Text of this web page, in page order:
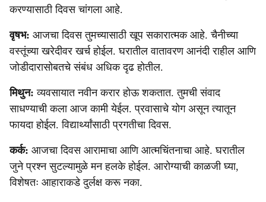
r
e
करण्यासाठी दिवस चांगला आहे.
वृषभ: आजचा दिवस तुमच्यासाठी खूप सकारात्मक आहे. चैनीच्या
वस्तूंच्या खरेदीवर खर्च होईल. घरातील वातावरण आनंदी राहील आणि
जोडीदारासोबतचे संबंध अधिक दृढ होतील.
मिथुन: व्यवसायात नवीन करार होऊ शकतात. तुमची संवाद
साधण्याची कला आज कामी येईल. प्रवासाचे योग असून त्यातून
फायदा होईल. विद्यार्थ्यांसाठी प्रगतीचा दिवस.
कर्क: आजचा दिवस आरामाचा आणि आत्मचिंतनाचा आहे. घरातील
जुने प्रश्न सुटल्यामुळे मन हलके होईल. आरोग्याची काळजी घ्या,
विशेषतः आहाराकडे दुर्लक्ष करू नका.